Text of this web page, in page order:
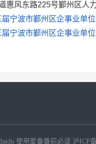
惠风东路225号鄞州区人
届宁波市鄞州区企事业
届宁波市鄞州区企事业单
使用爱番番前必读 沪ICP